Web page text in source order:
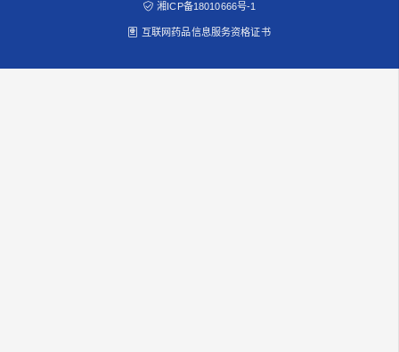
湘ICP备18010666号-1
互联网药品信息服务资格证书